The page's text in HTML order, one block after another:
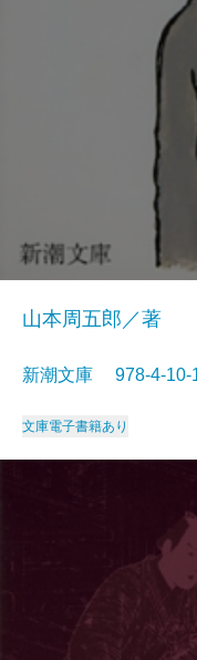
山本周五郎／著
新潮文庫 978-4-
文庫電子書籍あり